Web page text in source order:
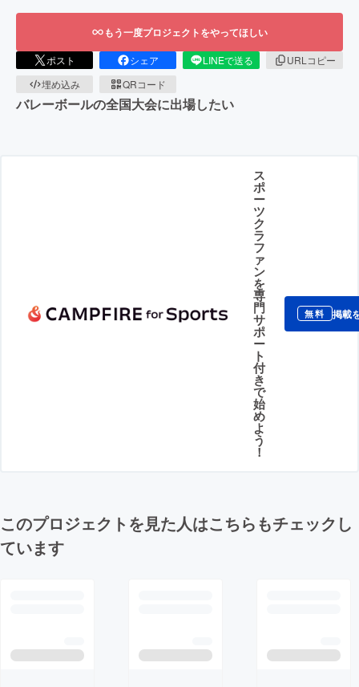
もう一度プロジェクトをやってほしい
ポスト シェア LINEで送る
URLコピー
埋め込み
QRコード
バレーボールの全国大会に出場したい
ス
ポ
ー
ツ
ク
ラ
フ
ァ
ン
を
専
門
サ
ポ
ー
ト
付
き
で
始
め
よ
う
！
無料 掲載
このプロジェクトを見た人はこちらもチェックし
ています